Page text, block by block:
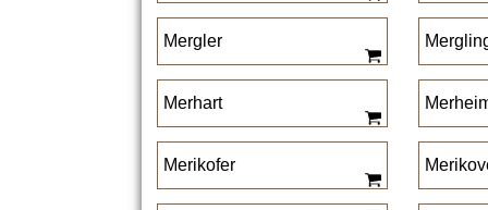
Mergler
Merhart
Merikofer